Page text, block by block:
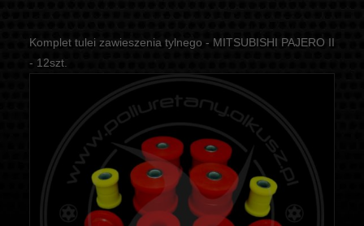
Komplet tulei zawieszenia tylnego - MITSUBISHI PAJERO II
- 12szt.